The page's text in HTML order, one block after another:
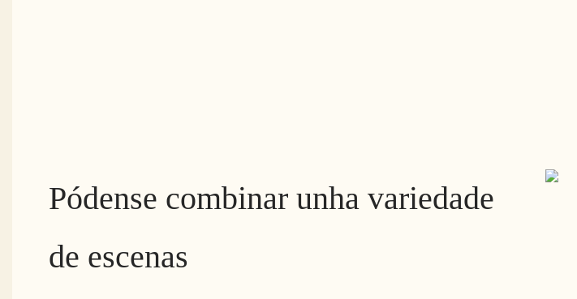
Pódense combinar unha variedade
de escenas